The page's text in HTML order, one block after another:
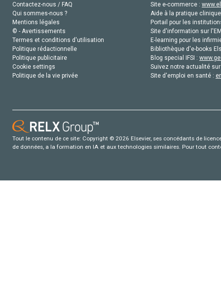
Contactez-nous / FAQ
Qui sommes-nous ?
Mentions légales
© - Avertissements
Termes et conditions d'utilisation
Politique rédactionnelle
Politique publicitaire
Cookie settings
Politique de la vie privée
Site e-commerce :
Aide à la pratique
Portail pour les
Site d'information sur
E-learning pour les
Bibliothèque d'e-books
Blog special IFSI :
Suivez notre actualité
Site d'emploi en santé :
Tout le contenu de ce site: Copyright © 2026 Elsevier, ses concédants de
de données, a la formation en IA et aux technologies similaires. Pour tout